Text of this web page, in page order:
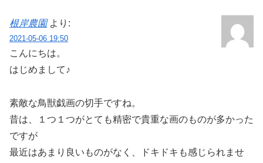
根岸農園 より:
2021-05-06 19:50
こんにちは。
はじめまして♪
素敵な鳥獣戯画の切手ですね。
昔は、１つ１つがとても精密で貴重な画のものが多かった
ですが
最近はあまり良いものがなく、ドキドキも感じられませ